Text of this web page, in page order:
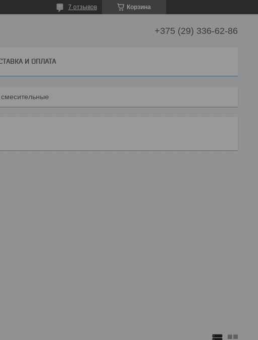
Корзина
7 отзывов
+375 (29) 336-62-86
И ОПЛАТА